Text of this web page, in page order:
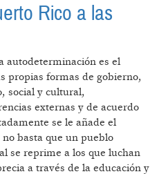
Rico a las
autodeterminación es el
propias formas de gobierno,
social y cultural,
externas y de acuerdo
se le añade el
basta que un pueblo
se reprime a los que luchan
a través de la educación y